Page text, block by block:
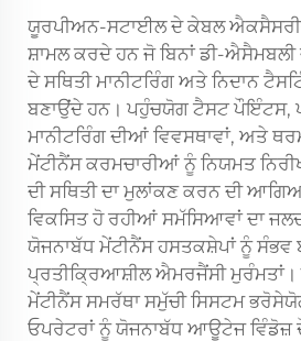
ਯੂਰਪੀਅਨ-ਸਟਾਈਲ ਦੇ ਕੇਬਲ
ਸ਼ਾਮਲ ਕਰਦੇ ਹਨ ਜੋ ਬਿਨਾਂ ਡੀ-
ਦੇ ਸਥਿਤੀ ਮਾਨੀਟਰਿੰਗ ਅਤੇ ਨਿਦਾਨ
ਬਣਾਉਂਦੇ ਹਨ। ਪਹੁੰਚਯੋਗ ਟੈਸਟ ਪੌਇੰਟਸ,
ਮਾਨੀਟਰਿੰਗ ਦੀਆਂ ਵਿਵਸਥਾਵਾਂ, ਅਤੇ
ਮੇਂਟੀਨੈਂਸ ਕਰਮਚਾਰੀਆਂ ਨੂੰ ਨਿਯਮਤ
ਦੀ ਸਥਿਤੀ ਦਾ ਮੁਲਾਂਕਣ ਕਰਨ ਦੀ
ਵਿਕਸਿਤ ਹੋ ਰਹੀਆਂ ਸਮੱਸਿਆਵਾਂ ਦਾ
ਯੋਜਨਾਬੱਧ ਮੇਂਟੀਨੈਂਸ ਹਸਤਕਸ਼ੇਪਾਂ ਨੂੰ ਸੰਭਵ
ਪ੍ਰਤੀਕ੍ਰਿਆਸ਼ੀਲ ਐਮਰਜੈਂਸੀ ਮੁਰੰਮਤਾਂ।
ਮੇਂਟੀਨੈਂਸ ਸਮਰੱਥਾ ਸਮੁੱਚੀ ਸਿਸਟਮ
ਓਪਰੇਟਰਾਂ ਨੂੰ ਯੋਜਨਾਬੱਧ ਆਊਟੇਜ ਵਿੰਡੋਜ਼